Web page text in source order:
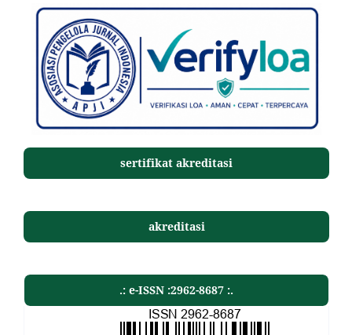
sertifikat akreditasi
akreditasi
.: e-ISSN :2962-8687 :.